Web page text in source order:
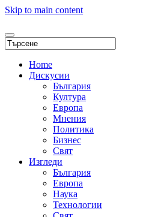
Skip to main content
Home
Дискусии
България
Култура
Европа
Мнения
Политика
Бизнес
Свят
Изгледи
България
Европа
Наука
Технологии